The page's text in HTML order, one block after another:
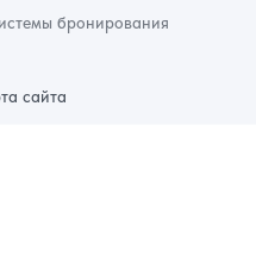
бронирования
сайта